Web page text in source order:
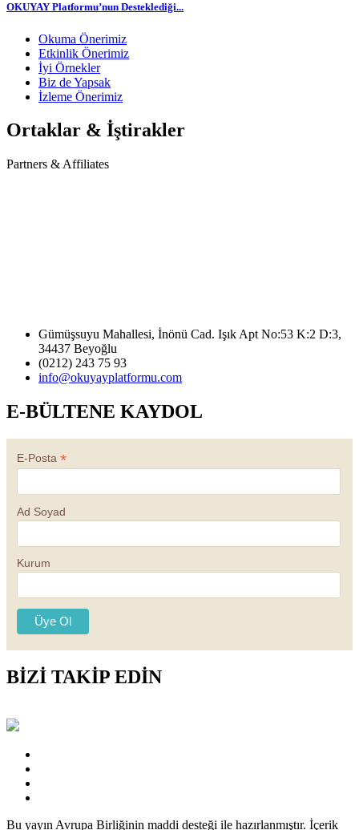
OKUYAY Platformu’nun Desteklediği...
Okuma Önerimiz
Etkinlik Önerimiz
İyi Örnekler
Biz de Yapsak
İzleme Önerimiz
Ortaklar & İştirakler
Partners & Affiliates
Gümüşsuyu Mahallesi, İnönü Cad. Işık Apt No:53 K:2 D:3,
34437 Beyoğlu
(0212) 243 75 93
info@okuyayplatformu.com
E-BÜLTENE KAYDOL
E-Posta *
Ad Soyad
Kurum
BİZİ TAKİP EDİN
Bu yayın Avrupa Birliğinin maddi desteği ile hazırlanmıştır. İçerik